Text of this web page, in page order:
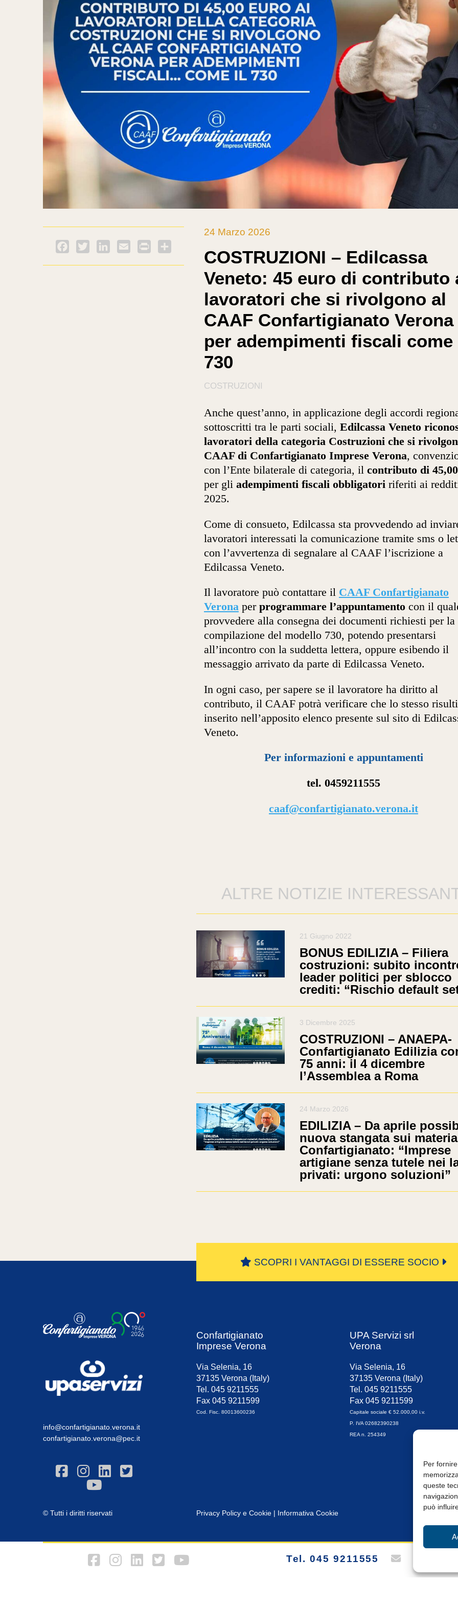
Per
queste
può
Facebook
Twitter LinkedInEmail PrintFriendly
24 Marzo 2026
COSTRUZIONI – Edilcassa
Veneto: 45 euro di contributo
lavoratori che si rivolgono al
CAAF Confartigianato Verona
per adempimenti fiscali
730
COSTRUZIONI
Anche quest’anno, in applicazione degli accordi
sottoscritti tra le parti sociali, Edilcassa Veneto
lavoratori della categoria Costruzioni che si
CAAF di Confartigianato Imprese Verona,
con l’Ente bilaterale di categoria, il contributo di
per gli adempimenti fiscali obbligatori riferiti ai
2025.
Come di consueto, Edilcassa sta provvedendo ad
lavoratori interessati la comunicazione tramite sms o
con l’avvertenza di segnalare al CAAF l’iscrizione a
Edilcassa Veneto.
Il lavoratore può contattare il CAAF Confartigianato
Verona per programmare l’appuntamento con il
provvedere alla consegna dei documenti richiesti per la
compilazione del modello 730, potendo presentarsi
all’incontro con la suddetta lettera, oppure esibendo il
messaggio arrivato da parte di Edilcassa Veneto.
In ogni caso, per sapere se il lavoratore ha diritto al
contributo, il CAAF potrà verificare che lo stesso risulti
inserito nell’apposito elenco presente sul sito di
Veneto.
Per informazioni e appuntamenti
tel. 0459211555
caaf@confartigianato.verona.it
ALTRE NOTIZIE
21 Giugno 2022
BONUS EDILIZIA – Filiera
costruzioni: subito
leader politici per sblocco
crediti: “Rischio default
3 Dicembre 2025
COSTRUZIONI – ANAEPA-
Confartigianato Edilizia
75 anni: il 4 dicembre
l’Assemblea a Roma
24 Marzo 2026
EDILIZIA – Da aprile
nuova stangata sui
Confartigianato: “Imprese
artigiane senza tutele nei
privati: urgono soluzioni”
SCOPRI I VANTAGGI DI ESSERE SOCIO
info@confartigianato.verona.it
confartigianato.verona@pec.it
Confartigianato
Imprese Verona
Via Selenia, 16
37135 Verona (Italy)
Tel. 045 9211555
Fax 045 9211599
Cod. Fisc. 80013600236
UPA Servizi srl
Verona
Via Selenia, 16
37135 Verona (Italy)
Tel. 045 9211555
Fax 045 9211599
Capitale sociale € 52.000,00 i.v.
P. IVA 02682390238
REA n. 254349
© Tutti i diritti riservati Privacy Policy e Cookie | Informativa Cookie
Tel. 045 9211555